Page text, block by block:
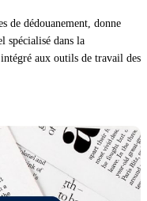
de dédouanement, donne
spécialisé dans la
aux outils de travail des